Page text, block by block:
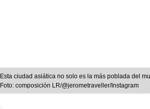
Esta ciudad asiática no solo es la más poblada del
Foto: composición LR/@jerometraveller/Instagram